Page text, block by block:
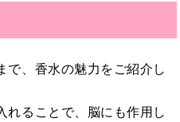
で、香水の魅力をご紹介し
れることで、脳にも作用し